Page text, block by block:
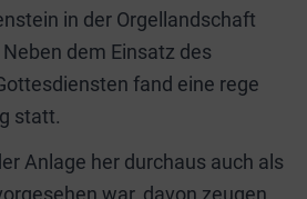
in der Orgellandschaft
dem Einsatz des
fand eine rege
statt.
Anlage her durchaus auch als
war, davon zeugen